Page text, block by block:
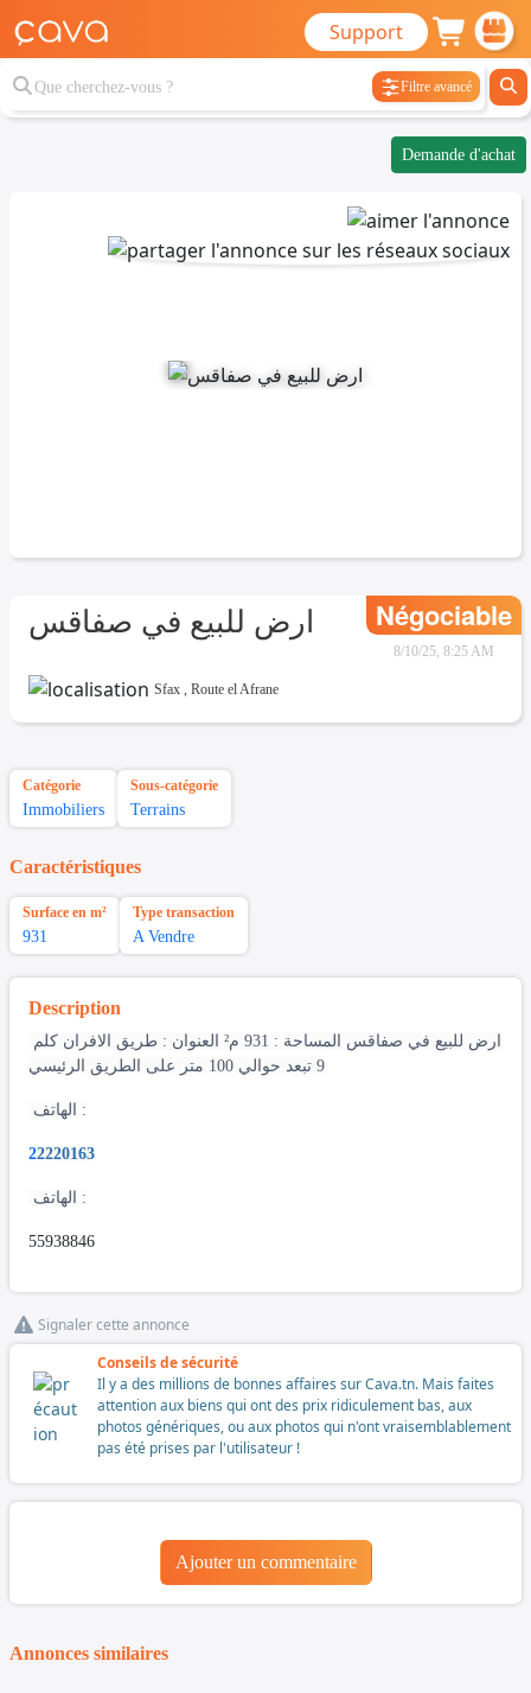
Support
Filtre avancé
Demande d'achat
ارض للبيع في صفاقس Négociable
8/10/25, 8:25 AM
Sfax , Route el Afrane
Catégorie
Immobiliers
Sous-catégorie
Terrains
Caractéristiques
Surface en m²
931
Type transaction
A Vendre
Description
ارض للبيع في صفاقس المساحة : 931 م² العنوان : طريق الافران كلم
9 تبعد حوالي 100 متر على الطريق الرئيسي
الهاتف :
22220163
الهاتف :
55938846
Signaler cette annonce
Conseils de sécurité
Il y a des millions de bonnes affaires sur Cava.tn. Mais faites
attention aux biens qui ont des prix ridiculement bas, aux
photos génériques, ou aux photos qui n'ont vraisemblablement
pas été prises par l'utilisateur !
Ajouter un commentaire
Annonces similaires